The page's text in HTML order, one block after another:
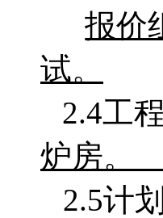
报价
试。
2.4工
炉房。
2.5计